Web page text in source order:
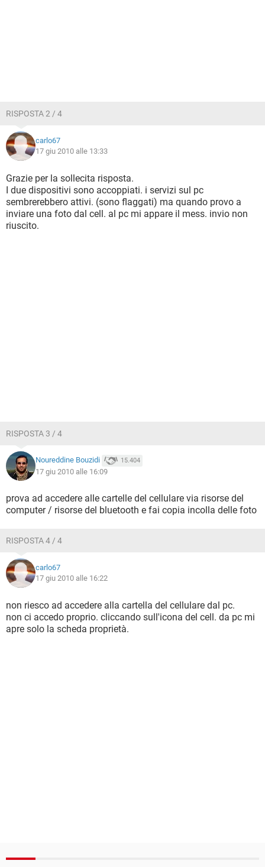
RISPOSTA 2 / 4
carlo67
17 giu 2010 alle 13:33
Grazie per la sollecita risposta.
I due dispositivi sono accoppiati. i servizi sul pc
sembrerebbero attivi. (sono flaggati) ma quando provo a
inviare una foto dal cell. al pc mi appare il mess. invio non
riuscito.
RISPOSTA 3 / 4
Noureddine Bouzidi 15.404
17 giu 2010 alle 16:09
prova ad accedere alle cartelle del cellulare via risorse del
computer / risorse del bluetooth e fai copia incolla delle foto
RISPOSTA 4 / 4
carlo67
17 giu 2010 alle 16:22
non riesco ad accedere alla cartella del cellulare dal pc.
non ci accedo proprio. cliccando sull'icona del cell. da pc mi
apre solo la scheda proprietà.